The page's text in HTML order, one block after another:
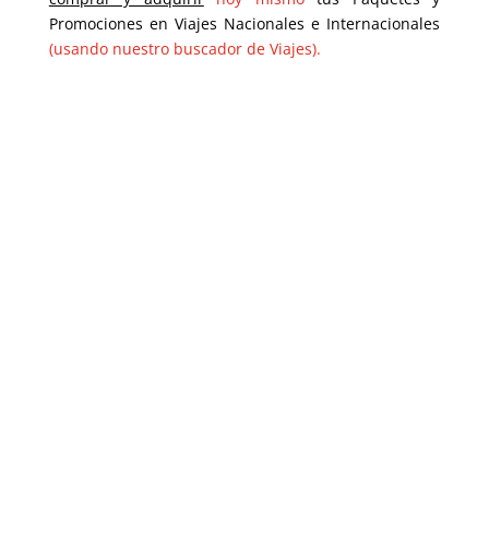
Promociones en Viajes Nacionales e Internacionales
(usando nuestro buscador de Viajes).